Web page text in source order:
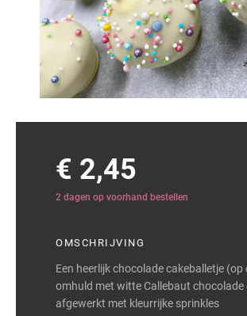
€ 2,45
2 dagen op voorhand bestellen
OMSCHRIJVING
Een heerlijk chocolade cakeballetje (op
omhuld met witte Callebaut chocolade
afgewerkt met kleurrijke sprinkles